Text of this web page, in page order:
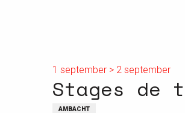
1 september > 2 september
Stages de
AMBACHT